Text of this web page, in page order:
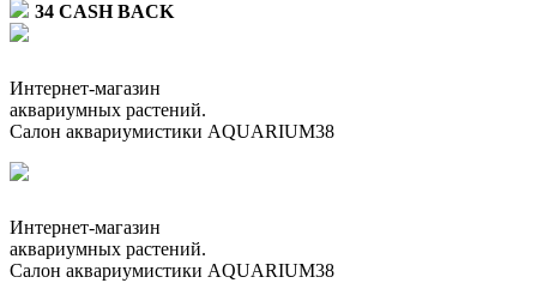
34 CASH BACK
Интернет-магазин
аквариумных растений.
Салон аквариумистики AQUARIUM38
Интернет-магазин
аквариумных растений.
Салон аквариумистики AQUARIUM38